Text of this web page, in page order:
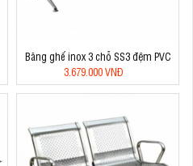
Băng ghế inox 3 chỗ SS3 đệm PVC
3.679.000 VNĐ